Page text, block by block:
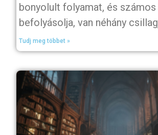
bonyolult folyamat, és
befolyásolja, van néhány
Tudj meg többet »